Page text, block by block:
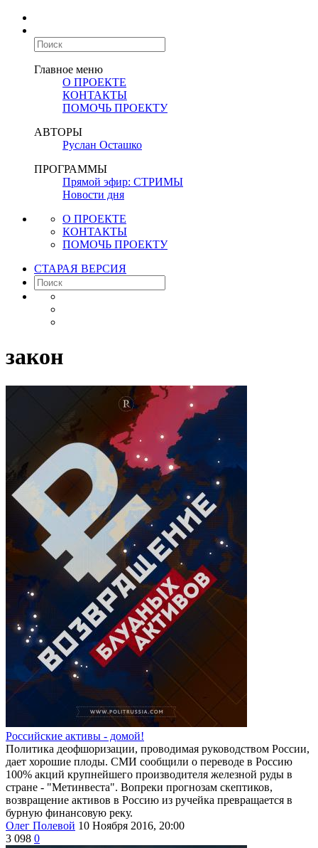
Главное меню
О ПРОЕКТЕ
КОНТАКТЫ
ПОМОЧЬ ПРОЕКТУ
АВТОРЫ
Руслан Осташко
ПРОГРАММЫ
Прямой эфир: СТРИМЫ
Новости дня
О ПРОЕКТЕ
КОНТАКТЫ
ПОМОЧЬ ПРОЕКТУ
СТАРАЯ ВЕРСИЯ
закон
Российские активы - домой!
Политика деофшоризации, проводимая руководством России,
дает хорошие плоды. СМИ сообщили о переводе в Россию
100% акций крупнейшего производителя железной руды в
стране - "Метинвеста". Вопреки прогнозам скептиков,
возвращение активов в Россию из ручейка превращается в
бурную финансовую реку.
Олег Полевой 10 Ноября 2016, 20:00
3 098 0